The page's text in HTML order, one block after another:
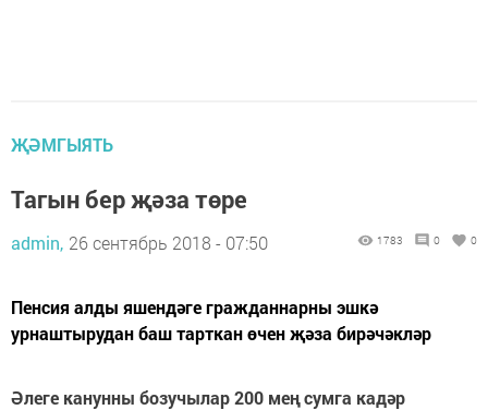
ҖӘМГЫЯТЬ
Тагын бер җәза төре
admin, 26 сентябрь 2018 - 07:50 1783 0 0
Пенсия алды яшендәге гражданнарны эшкә
урнаштырудан баш тарткан өчен җәза бирәчәкләр
Әлеге канунны бозучылар 200 мең сумга кадәр